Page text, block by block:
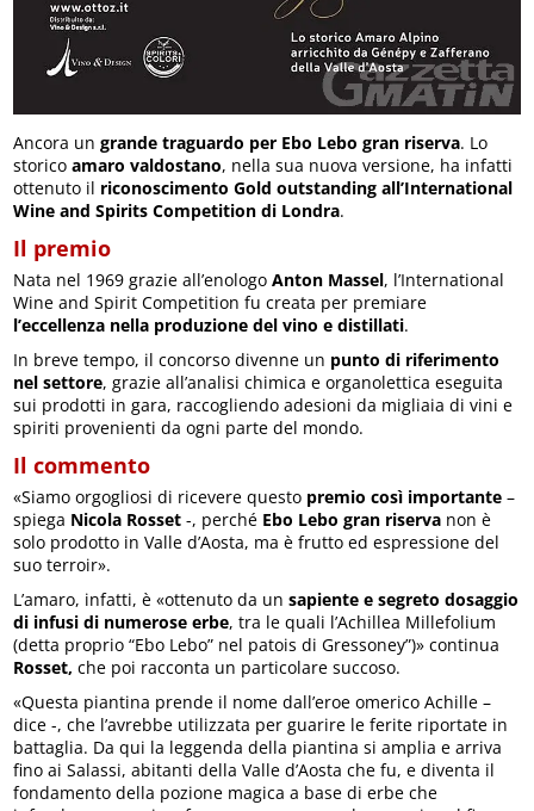
Ancora ungrande traguardo per Ebo Lebo gran riserva. Lo
storicoamaro valdostano, nella sua nuova versione, ha infatti
ottenuto il riconoscimento Gold outstanding all’International
Wine and Spirits Competition di Londra.
Il premio
Nata nel 1969 grazie all’enologoAnton Massel, l’International
Wine and Spirit Competition fu creata per premiare
l’eccellenza nella produzione del vino e distillati.
In breve tempo, il concorso divenne un punto di riferimento
nel settore, grazie all’analisi chimica e organolettica eseguita
sui prodotti in gara, raccogliendo adesioni da migliaia di vini e
spiriti provenienti da ogni parte del mondo.
Il commento
«Siamo orgogliosi di ricevere questo premio così importante –
spiega Nicola Rosset -, perché Ebo Lebo gran riserva non è
solo prodotto in Valle d’Aosta, ma è frutto ed espressione del
suo terroir».
L’amaro, infatti, è «ottenuto da unsapiente e segreto dosaggio
di infusi di numerose erbe, tra le quali l’Achillea Millefolium
(detta proprio “Ebo Lebo” nel patois di Gressoney”)» continua
Rosset,che poi racconta un particolare succoso.
«Questa piantina prende il nome dall’eroe omerico Achille –
dice -, che l’avrebbe utilizzata per guarire le ferite riportate in
battaglia. Da qui la leggenda della piantina si amplia e arriva
fino ai Salassi, abitanti della Valle d’Aosta che fu, e diventa il
fondamento della pozione magica a base di erbe che